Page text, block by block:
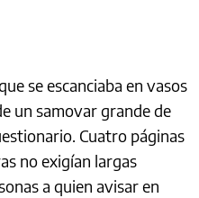
se escanciaba en vasos
un samovar grande de
Cuatro páginas
no exigían largas
a quien avisar en